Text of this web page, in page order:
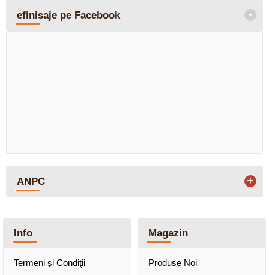
efinisaje pe Facebook -
ANPC +
Info
Termeni şi Condiţii
Magazin
Produse Noi